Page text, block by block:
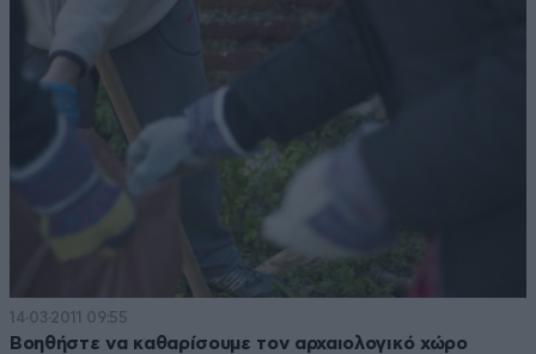
14·03·2011 09:55
Βοηθήστε να καθαρίσουμε τον αρχαιολογικό χώρο